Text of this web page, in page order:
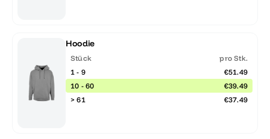
Hoodie
Stück
pro Stk.
1 - 9
€51.49
10 - 60
€39.49
> 61
€37.49